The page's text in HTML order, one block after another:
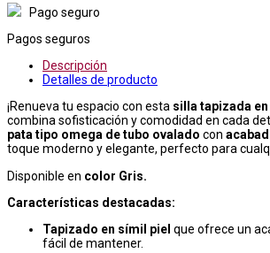
Pago seguro
Pagos seguros
Descripción
Detalles de producto
¡Renueva tu espacio con esta silla tapizada
combina sofisticación y comodidad en cada
pata tipo omega de tubo ovalado con
toque moderno y elegante, perfecto para
Disponible en color Gris.
Características destacadas:
Tapizado en símil piel que ofrece un
fácil de mantener.